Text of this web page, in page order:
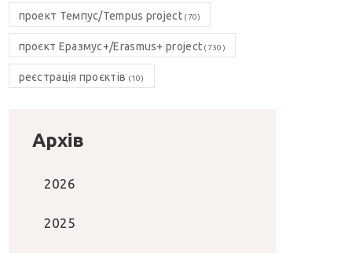
проект Темпус/Tempus project(70)
проєкт Еразмус+/Erasmus+ project (730)
реєстрація проєктів (10)
Архів
2026
2025